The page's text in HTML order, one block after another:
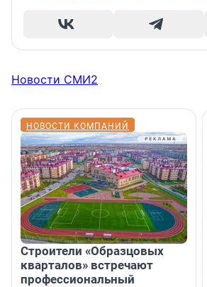
Новости СМИ2
НОВОСТИ КОМПАНИЙ
Строители «Образцовых
кварталов» встречают
профессиональный